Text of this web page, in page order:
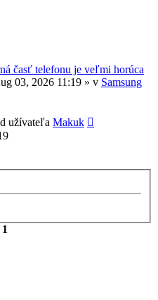
časť telefonu je veľmi horúca
03, 2026 11:19 » v Samsung
užívateľa Makuk
1